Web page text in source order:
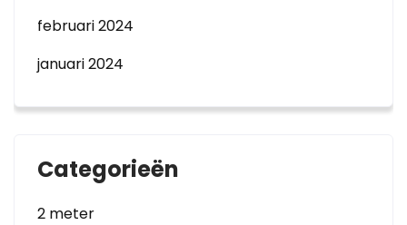
februari 2024
januari 2024
Categorieën
2 meter